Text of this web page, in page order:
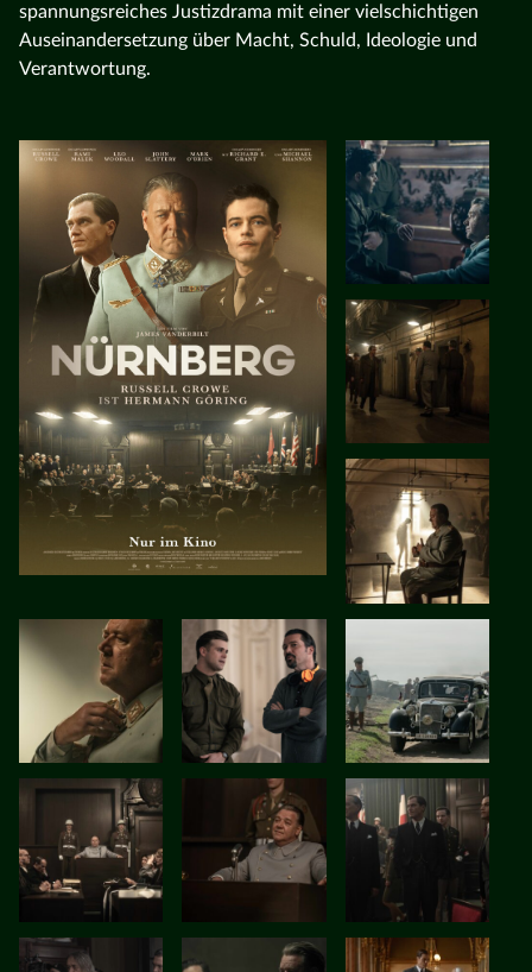
spannungsreiches Justizdrama mit einer vielschichtigen
Auseinandersetzung über Macht, Schuld, Ideologie und
Verantwortung.